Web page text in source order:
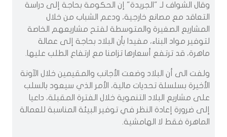
وقال الشواف لـ "الجريدة" إن الحكومة بحاجة إلى دراسة
التعاقد مع مصانع خارجية، ودعم الشباب من خلال
المشاريع الصغيرة والمتوسطة لفتح مشاريعهم الخاصة
لتوفير مواد البناء، مفيدا بأن البلاد بحاجة إلى عمالة
ماهرة، قد ترتفع أسعارها تزامنا مع ارتفاع الطلب عليها.
ولفت الى أن البلاد وضعت الأجانب والمقيمين خلال الآونة
الأخيرة بسلسلة تحديات مالية، الأمر الذي سيعود بالسلب
على مشاريع البلاد التنموية خلال الفترة المقبلة، داعيا
إلى ضرورة إعادة النظر في توفير البيئة المناسبة للعمالة
الماهرة فقط لا الهامشية.